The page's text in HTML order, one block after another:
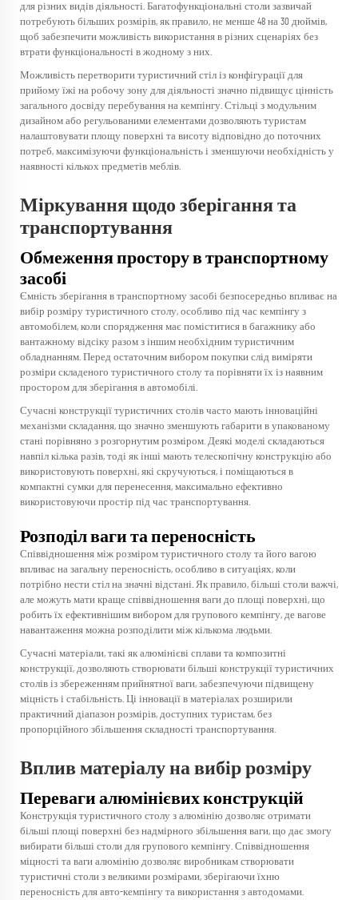
для різних видів діяльності. Багатофункціональні столи зазвичай
потребують більших розмірів, як правило, не менше 48 на 30 дюймів,
щоб забезпечити можливість використання в різних сценаріях без
втрати функціональності в жодному з них.
Можливість перетворити туристичний стіл із конфігурації для
прийому їжі на робочу зону для діяльності значно підвищує цінність
загального досвіду перебування на кемпінгу. Стільці з модульним
дизайном або регульованими елементами дозволяють туристам
налаштовувати площу поверхні та висоту відповідно до поточних
потреб, максимізуючи функціональність і зменшуючи необхідність у
наявності кількох предметів меблів.
Міркування щодо зберігання та
транспортування
Обмеження простору в транспортному
засобі
Ємність зберігання в транспортному засобі безпосередньо впливає на
вибір розміру туристичного столу, особливо під час кемпінгу з
автомобілем, коли спорядження має поміститися в багажнику або
вантажному відсіку разом з іншим необхідним туристичним
обладнанням. Перед остаточним вибором покупки слід виміряти
розміри складеного туристичного столу та порівняти їх із наявним
простором для зберігання в автомобілі.
Сучасні конструкції туристичних столів часто мають інноваційні
механізми складання, що значно зменшують габарити в упакованому
стані порівняно з розгорнутим розміром. Деякі моделі складаються
навпіл кілька разів, тоді як інші мають телескопічну конструкцію або
використовують поверхні, які скручуються, і поміщаються в
компактні сумки для перенесення, максимально ефективно
використовуючи простір під час транспортування.
Розподіл ваги та переносність
Співвідношення між розміром туристичного столу та його вагою
впливає на загальну переносність, особливо в ситуаціях, коли
потрібно нести стіл на значні відстані. Як правило, більші столи важчі,
але можуть мати краще співвідношення ваги до площі поверхні, що
робить їх ефективнішим вибором для групового кемпінгу, де вагове
навантаження можна розподілити між кількома людьми.
Сучасні матеріали, такі як алюмінієві сплави та композитні
конструкції, дозволяють створювати більші конструкції туристичних
столів із збереженням прийнятної ваги, забезпечуючи підвищену
міцність і стабільність. Ці інновації в матеріалах розширили
практичний діапазон розмірів, доступних туристам, без
пропорційного збільшення складності транспортування.
Вплив матеріалу на вибір розміру
Переваги алюмінієвих конструкцій
Конструкція туристичного столу з алюмінію дозволяє отримати
більші площі поверхні без надмірного збільшення ваги, що дає змогу
вибирати більші столи для групового кемпінгу. Співвідношення
міцності та ваги алюмінію дозволяє виробникам створювати
туристичні столи з великими розмірами, зберігаючи їхню
переносність для авто-кемпінгу та використання з автодомами.